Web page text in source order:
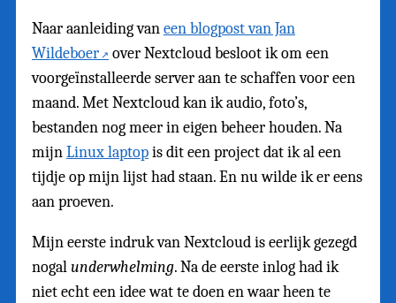
Naar aanleiding vaneen blogpost van Jan
Wildeboer
over Nextcloud besloot ik om een
voorgeïnstalleerde server aan te schaffen voor een
maand. Met Nextcloud kan ik audio, foto’s,
bestanden nog meer in eigen beheer houden. Na
mijnLinux laptopis dit een project dat ik al een
tijdje op mijn lijst had staan. En nu wilde ik er eens
aan proeven.
Mijn eerste indruk van Nextcloud is eerlijk gezegd
nogalunderwhelming. Na de eerste inlog had ik
niet echt een idee wat te doen en waar heen te